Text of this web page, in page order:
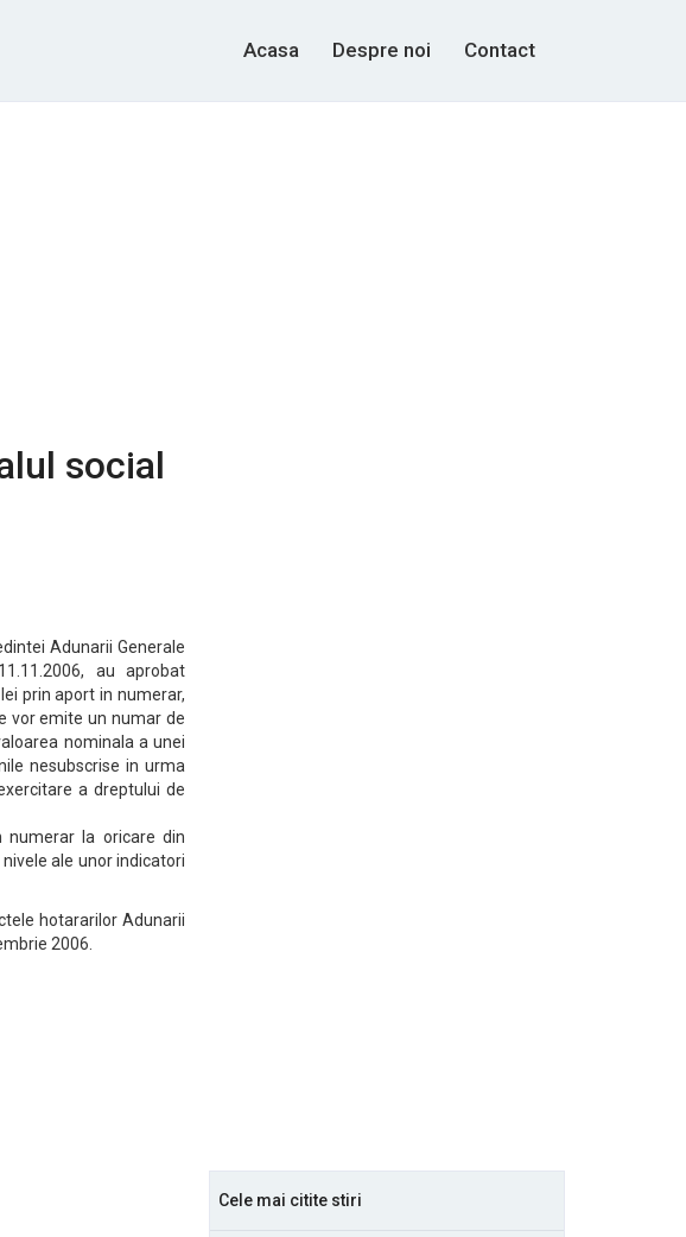
Acasa Despre noi Contact
social
Adunarii Generale
au aprobat
prin aport in numerar,
vor emite un numar de
nominala a unei
nesubscrise in urma
a dreptului de
numerar la oricare din
ale unor indicatori
hotararilor Adunarii
2006.
Cele mai citite stiri